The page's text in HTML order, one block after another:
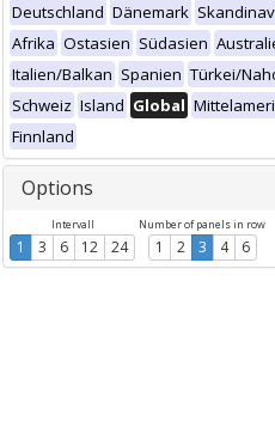
Deutschland Dänemark
Afrika Ostasien Südasien
Italien/Balkan Spanien Türkei/
Schweiz Island Global
Finnland
Options
Intervall
1 3 6 12 24
Number of panels in row
1 2 3 4 6